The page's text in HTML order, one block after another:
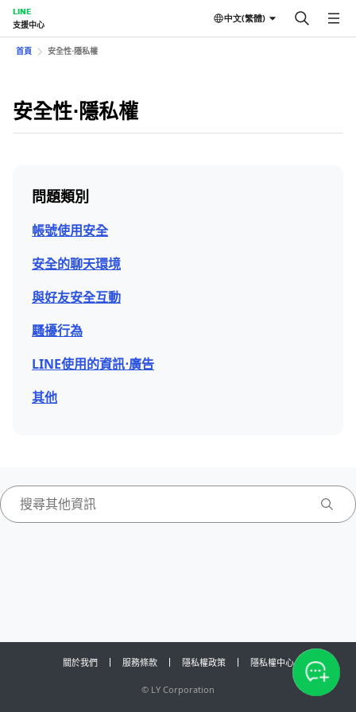
LINE
支援中心
中文(繁體)
首頁 安全性⋅隱私權
安全性⋅隱私權
問題類別
帳號使用安全
安全的聊天環境
與好友安全互動
騷擾行為
LINE使用的資訊⋅廣告
其他
關於我們 服務條款 隱私權政策 隱私權中心
© LY Corporation